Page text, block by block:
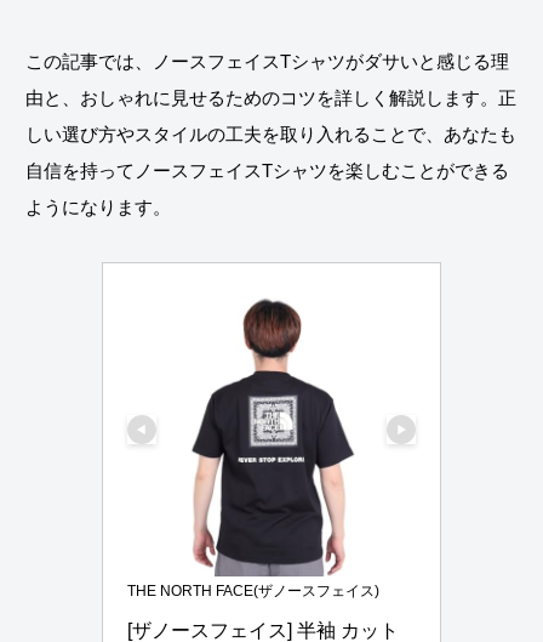
この記事では、ノースフェイスTシャツがダサいと感じる理
由と、おしゃれに見せるためのコツを詳しく解説します。正
しい選び方やスタイルの工夫を取り入れることで、あなたも
自信を持ってノースフェイスTシャツを楽しむことができる
ようになります。
THE NORTH FACE(ザノースフェイス)
[ザノースフェイス] 半袖 カット